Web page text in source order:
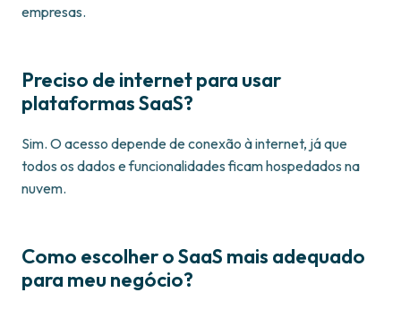
empresas.
Preciso de internet para usar
plataformas SaaS?
Sim. O acesso depende de conexão à internet, já que
todos os dados e funcionalidades ficam hospedados na
nuvem.
Como escolher o SaaS mais adequado
para meu negócio?